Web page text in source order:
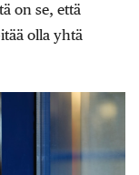
on se, että
olla yhtä